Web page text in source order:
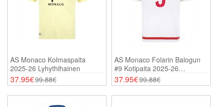
AS Monaco Kolmaspaita
2025-26 Lyhythihainen
37.95€99.88€
AS Monaco Folarin Balogun
#9 Kotipaita 2025-26
Lyhythihainen
37.95€99.88€